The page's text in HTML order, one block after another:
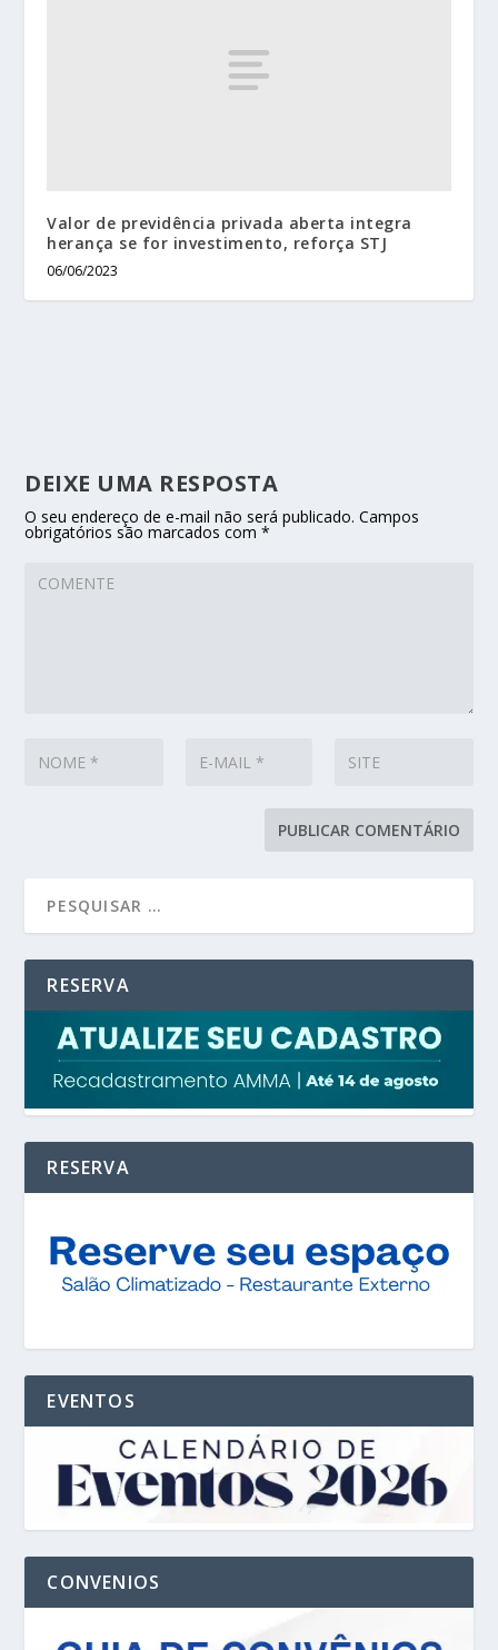
Valor de previdência privada aberta integra
herança se for investimento, reforça STJ
06/06/2023
DEIXE UMA RESPOSTA
O seu endereço de e-mail não será publicado. Campos
obrigatórios são marcados com*
RESERVA
RESERVA
EVENTOS
CONVENIOS